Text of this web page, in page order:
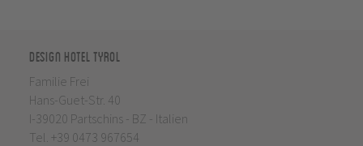
Design Hotel Tyrol
Familie Frei
Hans-Guet-Str. 40
I-39020 Partschins - BZ - Italien
Tel. +39 0473 967654